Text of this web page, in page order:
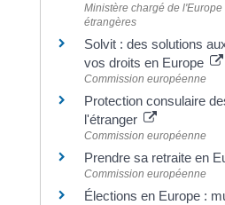
Ministère chargé de l'Europe
étrangères
Solvit : des solutions
vos droits en Europe
Commission européenne
Protection consulaire
l'étranger
Commission européenne
Prendre sa retraite en
Commission européenne
Élections en Europe :